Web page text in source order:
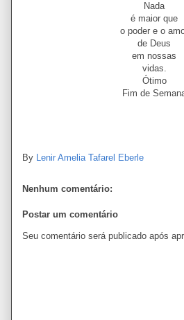
Nada
é maior que
o poder e o
de Deus
em nossas
vidas.
Ótimo
Fim de
By Lenir Amelia Tafarel Eberle
Nenhum comentário:
Postar um comentário
Seu comentário será publicado após